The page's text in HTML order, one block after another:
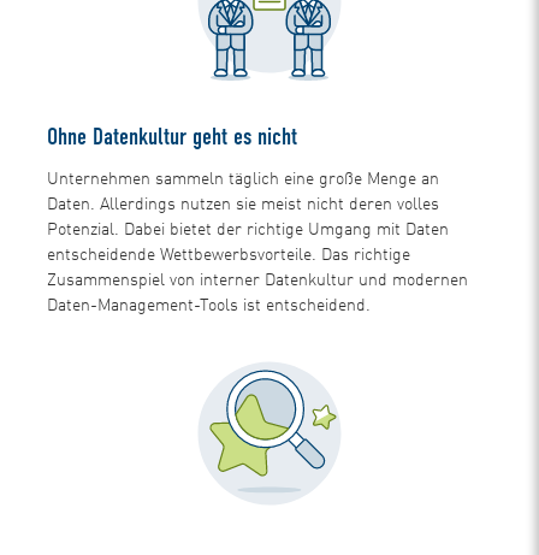
Ohne Datenkultur geht es nicht
Unternehmen sammeln täglich eine große Menge an
Daten. Allerdings nutzen sie meist nicht deren volles
Potenzial. Dabei bietet der richtige Umgang mit Daten
entscheidende Wettbewerbsvorteile. Das richtige
Zusammenspiel von interner Datenkultur und modernen
Daten-Management-Tools ist entscheidend.